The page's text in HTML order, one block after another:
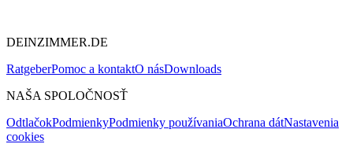
DEINZIMMER.DE
RatgeberPomoc a kontaktO násDownloads
NAŠA SPOLOČNOSŤ
OdtlačokPodmienkyPodmienky používaniaOchrana dátNastavenia
cookies